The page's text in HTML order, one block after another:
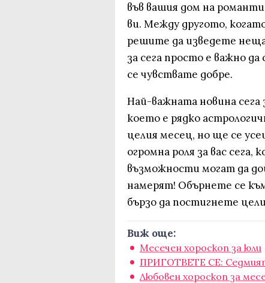
във вашия дом на
ви. Между другото,
решите да изведете
за сега просто е важно
се чувствате добре.
Най-важната новина сега
което е рядко
целия месец, но ще се
огромна роля за вас сега,
възможности могат да
намерят! Обърнете се
бързо да постигнете
Виж още:
Месечен хороскоп за юли
ПРИГОТВЕТЕ СЕ:
Любовен хороскоп за